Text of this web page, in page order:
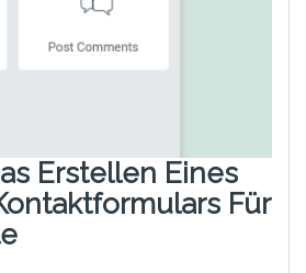
Erstellen Eines
Für